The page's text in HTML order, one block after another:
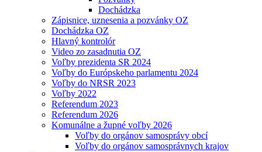
Dochádzka
Zápisnice, uznesenia a pozvánky OZ
Dochádzka OZ
Hlavný kontrolór
Video zo zasadnutia OZ
Voľby prezidenta SR 2024
Voľby do Európskeho parlamentu 2024
Voľby do NRSR 2023
Voľby 2022
Referendum 2023
Referendum 2026
Komunálne a župné voľby 2026
Voľby do orgánov samosprávy obcí
Voľby do orgánov samosprávnych krajov